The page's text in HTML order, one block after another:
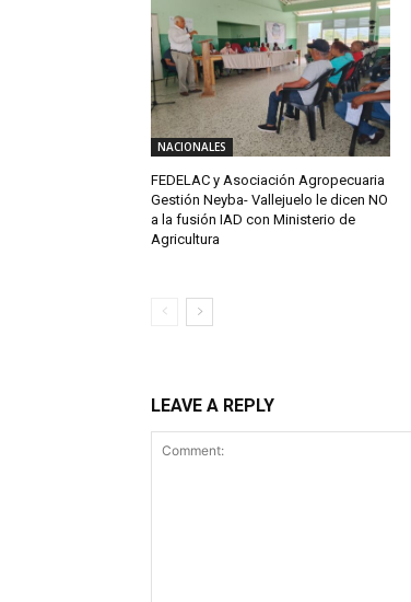
NACIONALES
FEDELAC y Asociación Agropecuaria
Gestión Neyba- Vallejuelo le dicen NO
a la fusión IAD con Ministerio de
Agricultura
LEAVE A REPLY